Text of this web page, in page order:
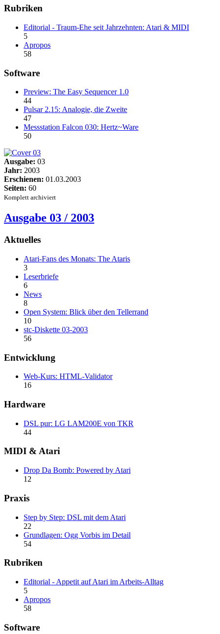
Rubriken
Editorial - Traum-Ehe seit Jahrzehnten: Atari & MIDI
5
Apropos
58
Software
Preview: The Easy Sequencer 1.0
44
Pulsar 2.15: Analogie, die Zweite
47
Messstation Falcon 030: Hertz~Ware
50
Ausgabe: 03
Jahr: 2003
Erschienen: 01.03.2003
Seiten: 60
Komplett archiviert
Ausgabe 03 / 2003
Aktuelles
Atari-Fans des Monats: The Ataris
3
Leserbriefe
6
News
8
Open System: Blick über den Tellerrand
10
stc-Diskette 03-2003
56
Entwicklung
Web-Kurs: HTML-Validator
16
Hardware
DSL pur: LG LAM200E von TKR
44
MIDI & Atari
Drop Da Bomb: Powered by Atari
12
Praxis
Step by Step: DSL mit dem Atari
22
Grundlagen: Ogg Vorbis im Detail
54
Rubriken
Editorial - Appetit auf Atari im Arbeits-Alltag
5
Apropos
58
Software